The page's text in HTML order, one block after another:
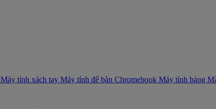
Máy tính xách tay Máy tính để bàn Chromebook Máy tính bảng